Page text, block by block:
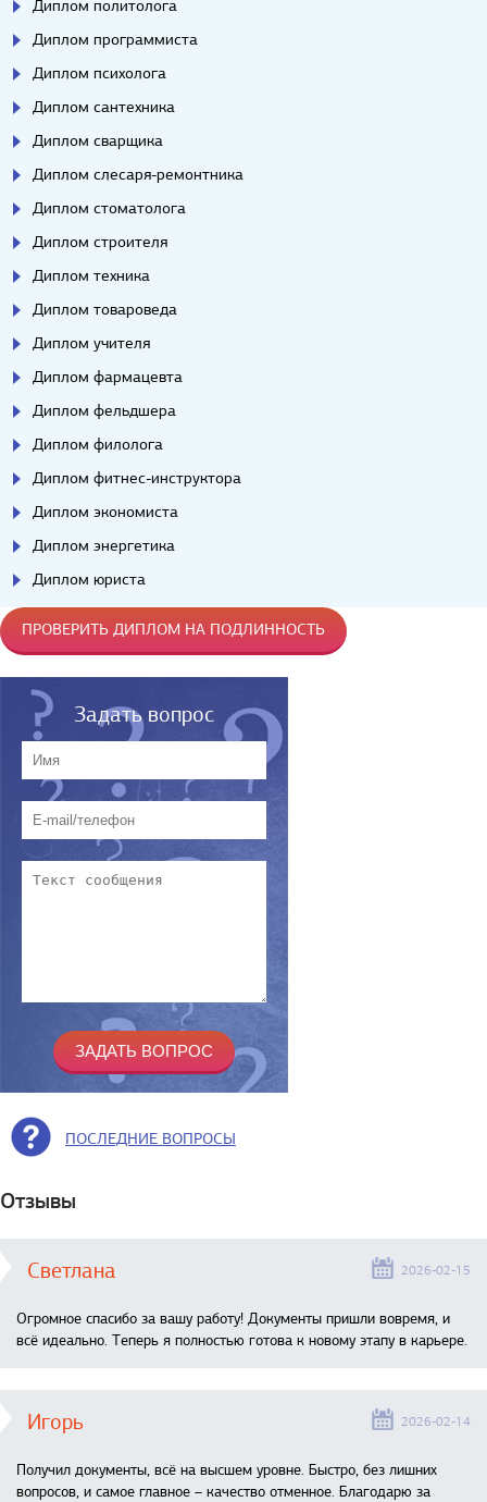
Диплом политолога
Диплом программиста
Диплом психолога
Диплом сантехника
Диплом сварщика
Диплом слесаря-ремонтника
Диплом стоматолога
Диплом строителя
Диплом техника
Диплом товароведа
Диплом учителя
Диплом фармацевта
Диплом фельдшера
Диплом филолога
Диплом фитнес-инструктора
Диплом экономиста
Диплом энергетика
Диплом юриста
ПРОВЕРИТЬ ДИПЛОМ НА ПОДЛИННОСТЬ
Задать вопрос
ПОСЛЕДНИЕ ВОПРОСЫ
Отзывы
Светлана 2026-02-15
Огромное спасибо за вашу работу! Документы пришли вовремя, и
всё идеально. Теперь я полностью готова к новому этапу в карьере.
Игорь 2026-02-14
Получил документы, всё на высшем уровне. Быстро, без лишних
вопросов, и самое главное – качество отменное. Благодарю за